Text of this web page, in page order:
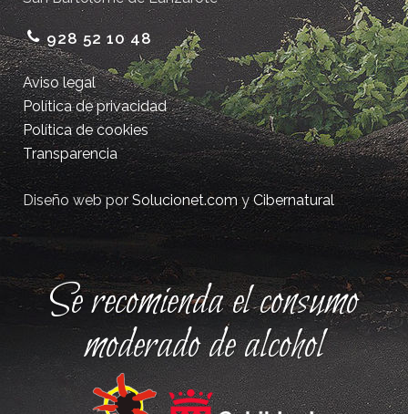
928 52 10 48
Aviso legal
Política de privacidad
Política de cookies
Transparencia
Diseño web porSolucionet.comyCibernatural
Se recomienda el consumo
moderado de alcohol